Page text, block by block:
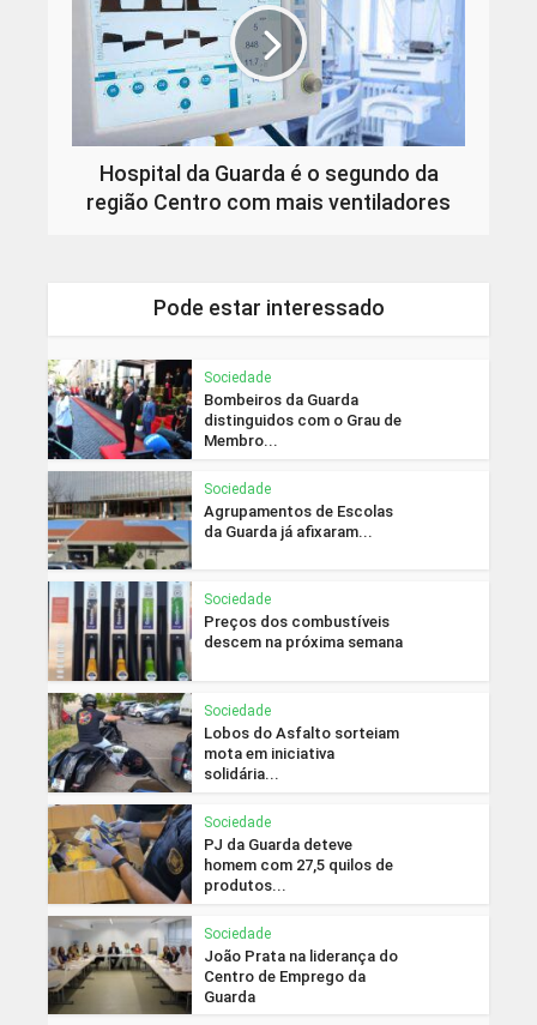
Hospital da Guarda é o segundo da
região Centro com mais ventiladores
Pode estar interessado
Sociedade
Bombeiros da Guarda
distinguidos com o Grau de
Membro...
Sociedade
Agrupamentos de Escolas
da Guarda já afixaram...
Sociedade
Preços dos combustíveis
descem na próxima semana
Sociedade
Lobos do Asfalto sorteiam
mota em iniciativa
solidária...
Sociedade
PJ da Guarda deteve
homem com 27,5 quilos de
produtos...
Sociedade
João Prata na liderança do
Centro de Emprego da
Guarda